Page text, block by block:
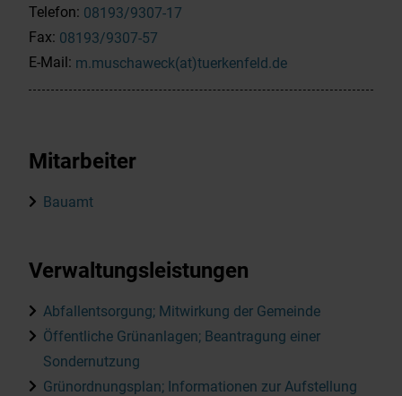
Telefon: 08193/9307-17
Fax: 08193/9307-57
E-Mail: m.muschaweck(at)tuerkenfeld.de
Mitarbeiter
Bauamt
Verwaltungsleistungen
Abfallentsorgung; Mitwirkung der Gemeinde
Öffentliche Grünanlagen; Beantragung einer
Sondernutzung
Grünordnungsplan; Informationen zur Aufstellung